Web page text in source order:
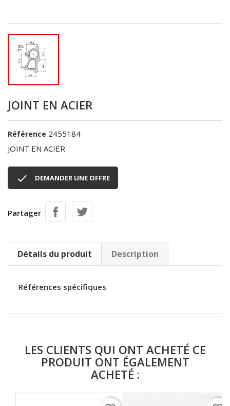
JOINT EN ACIER
Référence 2455184
JOINT EN ACIER
 DEMANDER UNE OFFRE
Partager
Détails du produit Description
Références spécifiques
LES CLIENTS QUI ONT ACHETÉ CE
PRODUIT ONT ÉGALEMENT
ACHETÉ :